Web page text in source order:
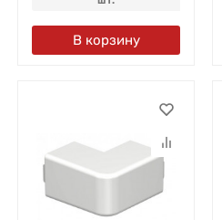
В корзину